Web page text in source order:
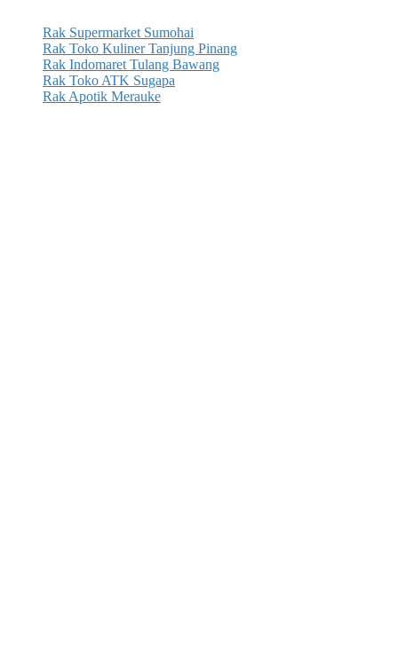
Rak Supermarket Sumohai
Rak Toko Kuliner Tanjung Pinang
Rak Indomaret Tulang Bawang
Rak Toko ATK Sugapa
Rak Apotik Merauke